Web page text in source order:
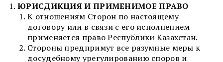
ЮРИСДИКЦИЯ И ПРИМЕНИМОЕ ПРАВО
К отношениям Сторон по настоящему
договору или в связи с его исполнением
применяется право Республики Казахстан.
Стороны предпримут все разумные меры к
досудебному урегулированию споров и